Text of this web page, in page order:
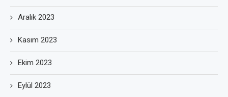
Aralık 2023
Kasım 2023
Ekim 2023
Eylül 2023